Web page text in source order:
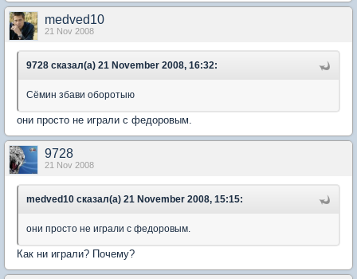
medved10
21 Nov 2008
9728 сказал(а) 21 November 2008, 16:32:
Сёмин збави оборотыю
они просто не играли с федоровым.
9728
21 Nov 2008
medved10 сказал(а) 21 November 2008, 15:15:
они просто не играли с федоровым.
Как ни играли? Почему?